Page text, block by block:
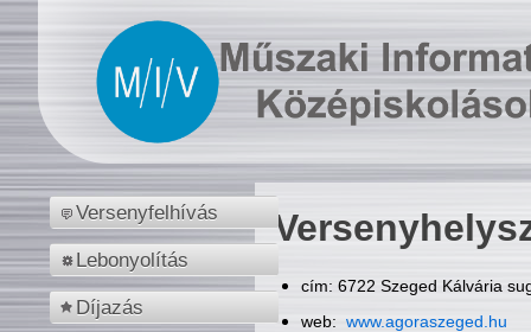
Versenyfelhívás
Lebonyolítás
Díjazás
cím: 6722 Szeged Kálvária
web: www.agoraszeged.hu